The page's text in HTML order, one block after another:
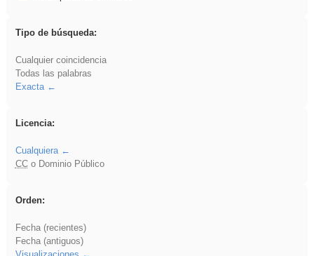
Tipo de búsqueda:
Cualquier coincidencia
Todas las palabras
Exacta
Licencia:
Cualquiera
CCo Dominio Público
Orden:
Fecha (recientes)
Fecha (antiguos)